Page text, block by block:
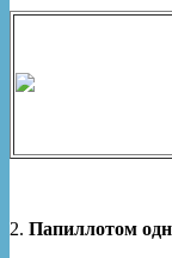
2. Папиллотом